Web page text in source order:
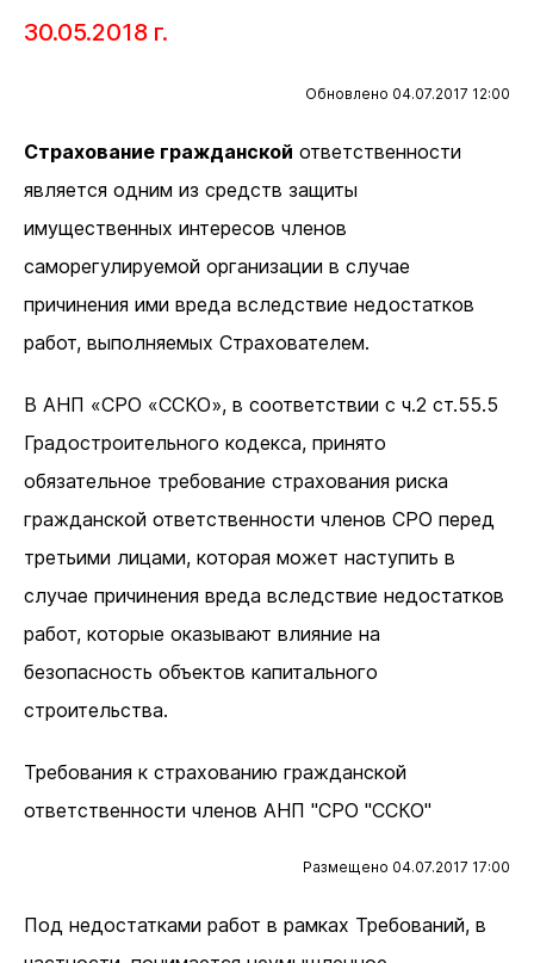
30.05.2018 г.
Обновлено 04.07.2017 12:00
Страхование гражданской ответственности
является одним из средств защиты
имущественных интересов членов
саморегулируемой организации в случае
причинения ими вреда вследствие недостатков
работ, выполняемых Страхователем.
В АНП «СРО «ССКО», в соответствии с ч.2 ст.55.5
Градостроительного кодекса, принято
обязательное требование страхования риска
гражданской ответственности членов СРО перед
третьими лицами, которая может наступить в
случае причинения вреда вследствие недостатков
работ, которые оказывают влияние на
безопасность объектов капитального
строительства.
Требования к страхованию гражданской
ответственности членов АНП "СРО "ССКО"
Размещено 04.07.2017 17:00
Под недостатками работ в рамках Требований, в